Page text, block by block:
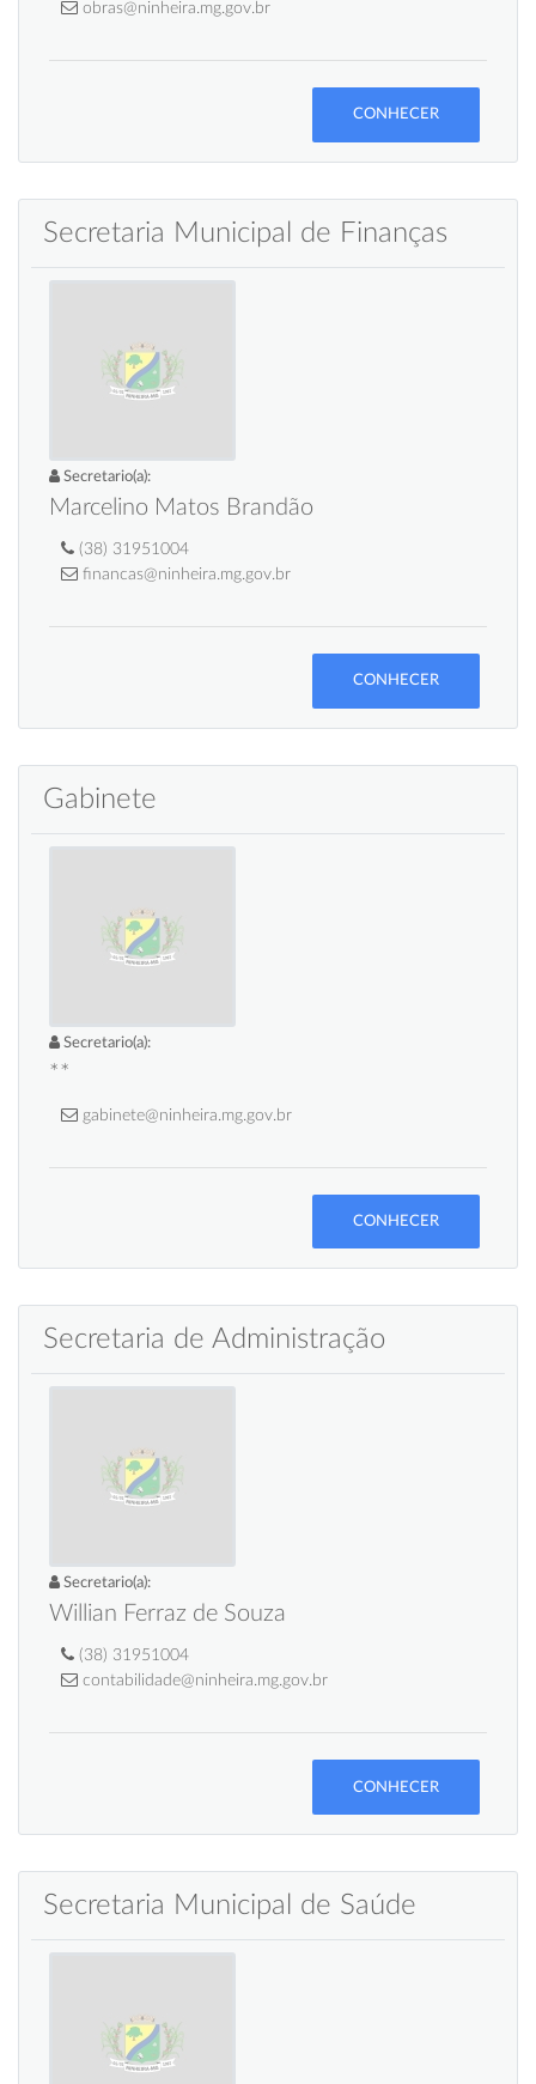
obras@ninheira.mg.gov.br
CONHECER
Secretaria Municipal de Finanças
Secretario(a):
Marcelino Matos Brandão
(38) 31951004
financas@ninheira.mg.gov.br
CONHECER
Gabinete
Secretario(a):
**
gabinete@ninheira.mg.gov.br
CONHECER
Secretaria de Administração
Secretario(a):
Willian Ferraz de Souza
(38) 31951004
contabilidade@ninheira.mg.gov.br
CONHECER
Secretaria Municipal de Saúde